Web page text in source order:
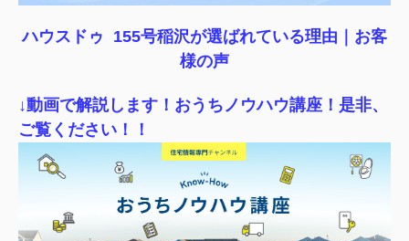
ハウスドゥ 155号稲沢が選ばれている理由｜ お客
様の声
↓動画で解説します！おうちノウハウ講座！是非、
ご覧ください！！